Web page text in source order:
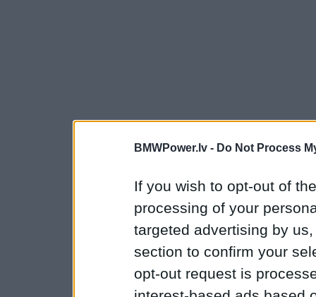
BMWPower.lv - Do Not Process
If you wish to opt-out of
processing of your
targeted advertising by
section to confirm your
opt-out request is